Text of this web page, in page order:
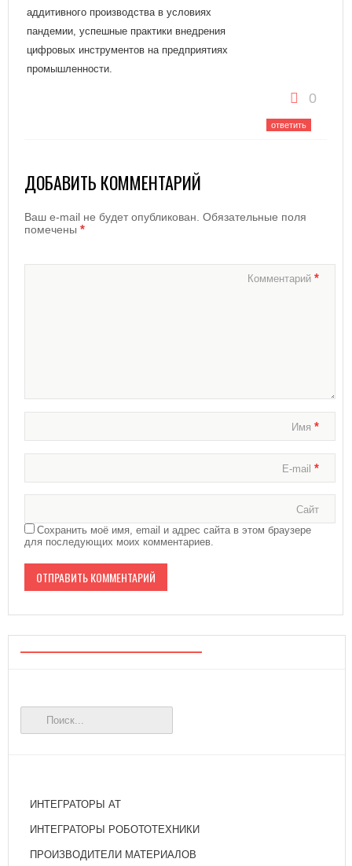
аддитивного производства в условиях
пандемии, успешные практики внедрения
цифровых инструментов на предприятиях
промышленности.
0
ответить
ДОБАВИТЬ КОММЕНТАРИЙ
Ваш e-mail не будет опубликован. Обязательные поля
помечены *
Комментарий*
Имя*
E-mail*
Сайт
Сохранить моё имя, email и адрес сайта в этом браузере
для последующих моих комментариев.
ИНТЕГРАТОРЫ АТ
ИНТЕГРАТОРЫ РОБОТОТЕХНИКИ
ПРОИЗВОДИТЕЛИ МАТЕРИАЛОВ